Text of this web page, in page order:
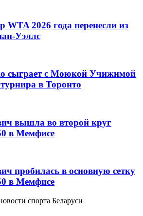
WTA 2026 года перенесли из
Уэллс
сыграет с Моюкой Учижимой
в Торонто
вышла во второй круг
в Мемфисе
пробилась в основную сетку
в Мемфисе
спорта Беларуси